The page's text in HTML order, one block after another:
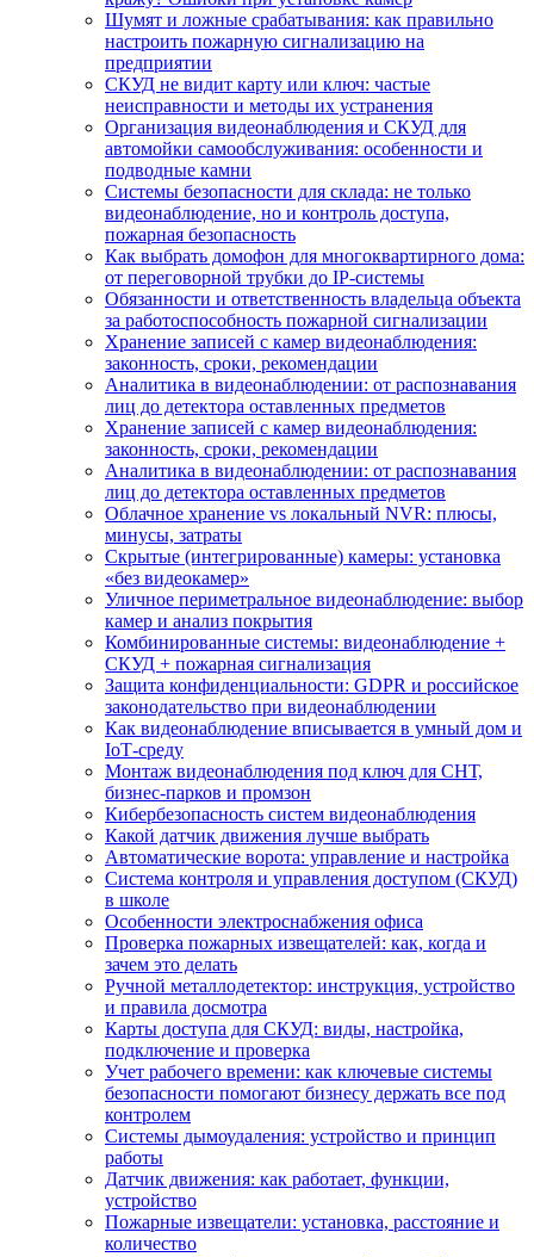
Шумят и ложные срабатывания: как правильно
настроить пожарную сигнализацию на
предприятии
СКУД не видит карту или ключ: частые
неисправности и методы их устранения
Организация видеонаблюдения и СКУД для
автомойки самообслуживания: особенности и
подводные камни
Системы безопасности для склада: не только
видеонаблюдение, но и контроль доступа,
пожарная безопасность
Как выбрать домофон для многоквартирного дома:
от переговорной трубки до IP-системы
Обязанности и ответственность владельца объекта
за работоспособность пожарной сигнализации
Хранение записей с камер видеонаблюдения:
законность, сроки, рекомендации
Аналитика в видеонаблюдении: от распознавания
лиц до детектора оставленных предметов
Хранение записей с камер видеонаблюдения:
законность, сроки, рекомендации
Аналитика в видеонаблюдении: от распознавания
лиц до детектора оставленных предметов
Облачное хранение vs локальный NVR: плюсы,
минусы, затраты
Скрытые (интегрированные) камеры: установка
«без видеокамер»
Уличное периметральное видеонаблюдение: выбор
камер и анализ покрытия
Комбинированные системы: видеонаблюдение +
СКУД + пожарная сигнализация
Защита конфиденциальности: GDPR и российское
законодательство при видеонаблюдении
Как видеонаблюдение вписывается в умный дом и
IoT‑среду
Монтаж видеонаблюдения под ключ для СНТ,
бизнес‑парков и промзон
Кибербезопасность систем видеонаблюдения
Какой датчик движения лучше выбрать
Автоматические ворота: управление и настройка
Система контроля и управления доступом (СКУД)
в школе
Особенности электроснабжения офиса
Проверка пожарных извещателей: как, когда и
зачем это делать
Ручной металлодетектор: инструкция, устройство
и правила досмотра
Карты доступа для СКУД: виды, настройка,
подключение и проверка
Учет рабочего времени: как ключевые системы
безопасности помогают бизнесу держать все под
контролем
Системы дымоудаления: устройство и принцип
работы
Датчик движения: как работает, функции,
устройство
Пожарные извещатели: установка, расстояние и
количество